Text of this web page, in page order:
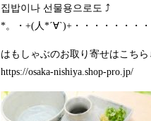
집밥이나 선물용으로도 ⤴️
*。・+(人*´∀`)+・・・・・・・
はもしゃぶのお取り寄せはこちら
https://osaka-nishiya.shop-pro.jp/